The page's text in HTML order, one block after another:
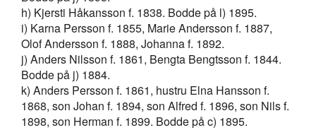
h) Kjersti Håkansson f. 1838. Bodde på l) 1895.
i) Karna Persson f. 1855, Marie Andersson f. 1887,
Olof Andersson f. 1888, Johanna f. 1892.
j) Anders Nilsson f. 1861, Bengta Bengtsson f. 1844.
Bodde på j) 1884.
k) Anders Persson f. 1861, hustru Elna Hansson f.
1868, son Johan f. 1894, son Alfred f. 1896, son Nils f.
1898, son Herman f. 1899. Bodde på c) 1895.